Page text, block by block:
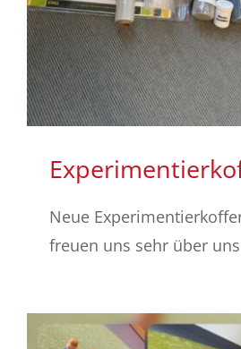
Neue
freuen uns sehr über